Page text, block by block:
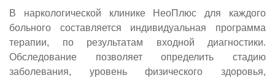
В наркологической клинике НеоПлюс для каждого
больного составляется индивидуальная программа
терапии, по результатам входной диагностики.
Обследование позволяет определить стадию
заболевания, уровень физического здоровья,